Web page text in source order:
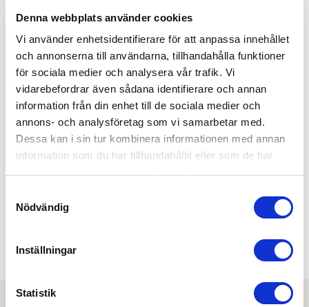
Denna webbplats använder cookies
Vi använder enhetsidentifierare för att anpassa innehållet
och annonserna till användarna, tillhandahålla funktioner
för sociala medier och analysera vår trafik. Vi
vidarebefordrar även sådana identifierare och annan
information från din enhet till de sociala medier och
annons- och analysföretag som vi samarbetar med.
Dessa kan i sin tur kombinera informationen med annan
information som du har tillhandahållit eller som de har
Nödvändig
Inställningar
Statistik
Ja
KABELLÄNGD:
10 meter
Modern
KOMPLETT SATS:
Ja
KRYPTERAD KOMMUNIKATION:
Ja
SMALPROFIL/MODUL:
SPÄNNING MIN: